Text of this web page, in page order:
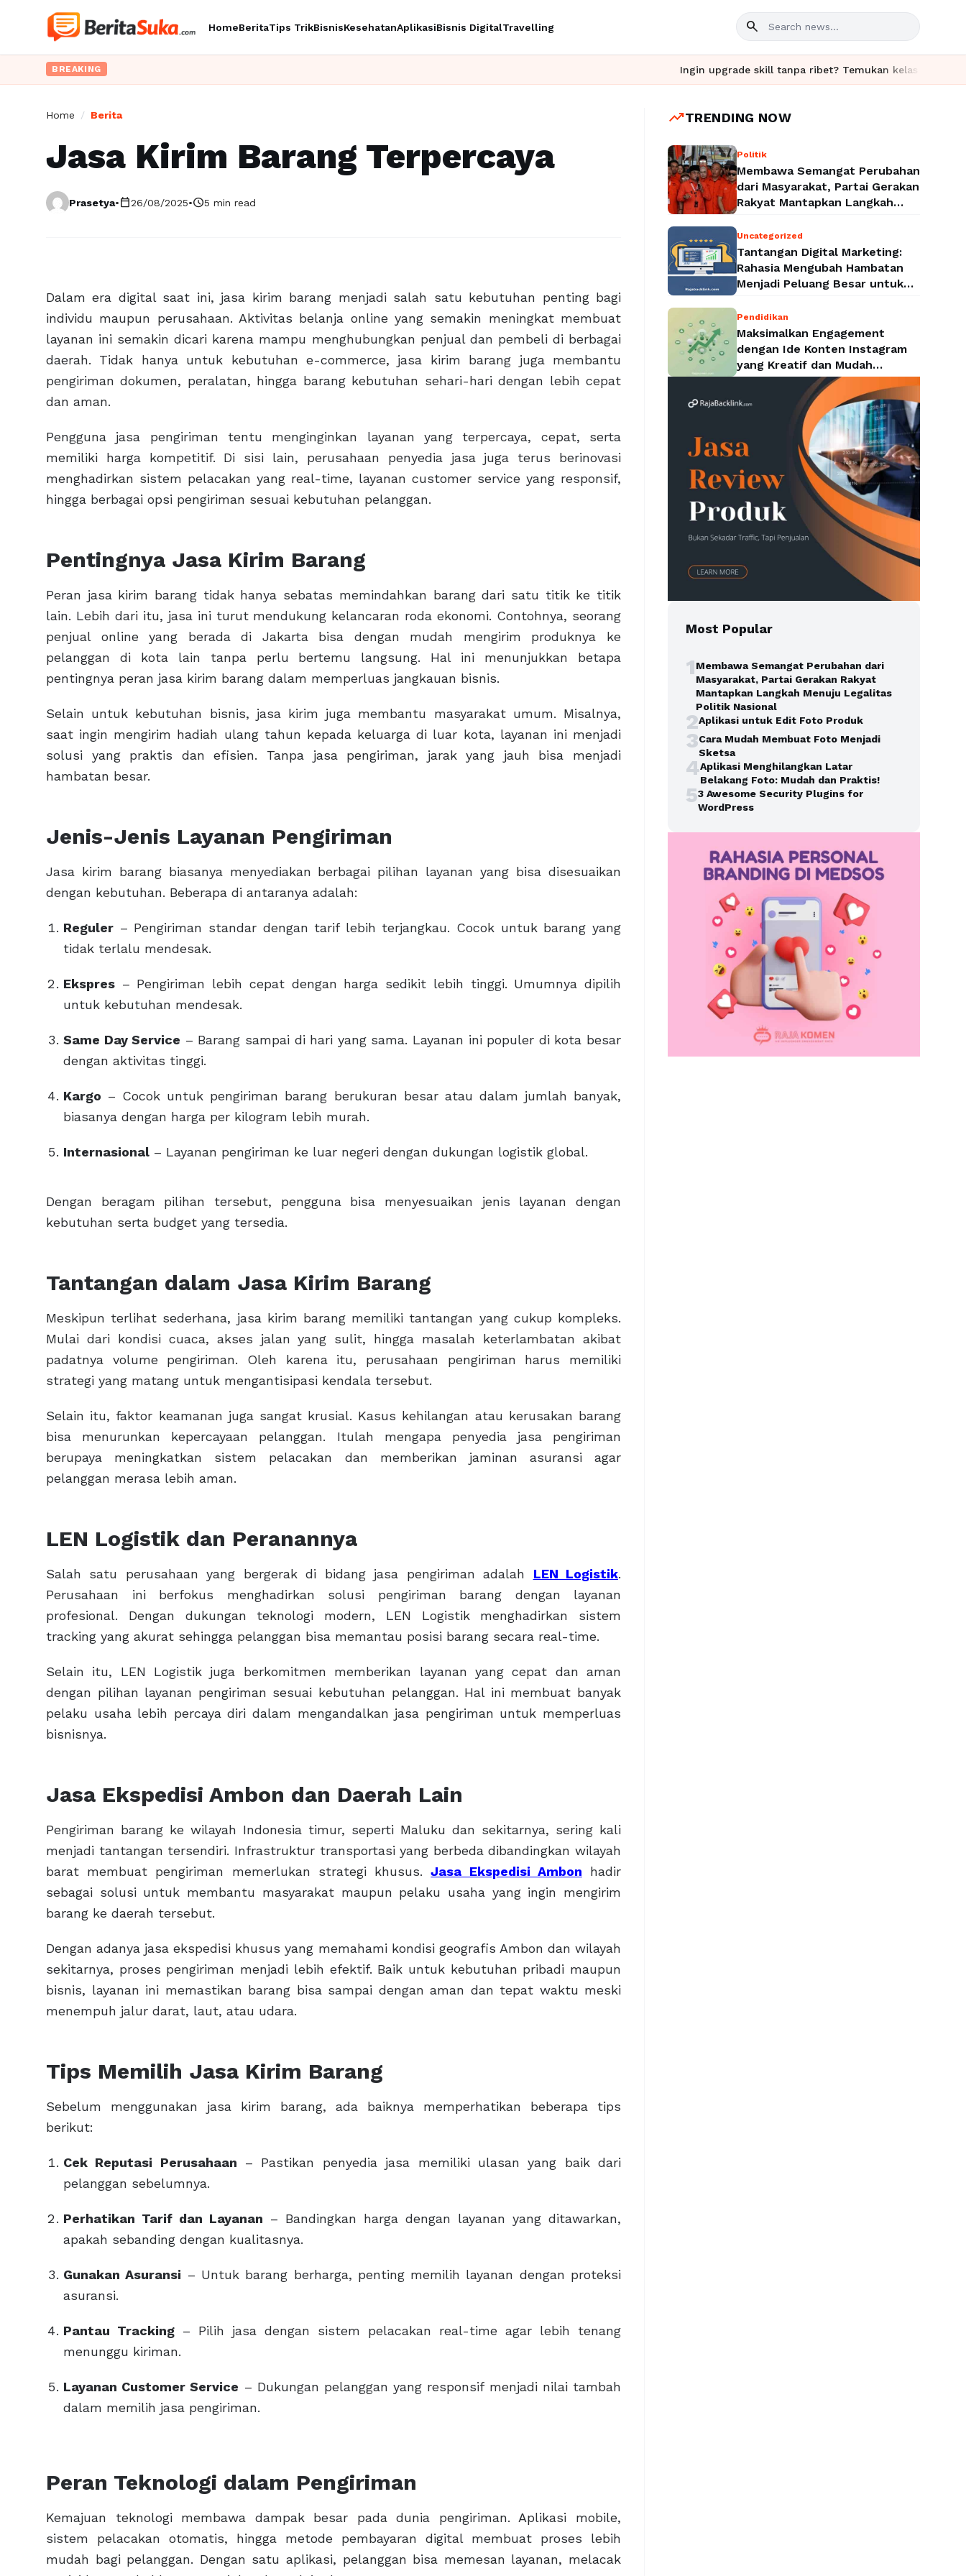
HomeBeritaTips TrikBisnisKesehatanAplikasiBisnis DigitalTravelling search
BREAKING Ingin upgrade skill tanpa ribet? Temukan kelas seru dan materi
Home / Berita
Jasa Kirim Barang Terpercaya
Prasetya•calendar_today26/08/2025•schedule5 min read
Dalam era digital saat ini, jasa kirim barang menjadi salah satu kebutuhan penting bagi
individu maupun perusahaan. Aktivitas belanja online yang semakin meningkat membuat
layanan ini semakin dicari karena mampu menghubungkan penjual dan pembeli di berbagai
daerah. Tidak hanya untuk kebutuhan e-commerce, jasa kirim barang juga membantu
pengiriman dokumen, peralatan, hingga barang kebutuhan sehari-hari dengan lebih cepat
dan aman.
Pengguna jasa pengiriman tentu menginginkan layanan yang terpercaya, cepat, serta
memiliki harga kompetitif. Di sisi lain, perusahaan penyedia jasa juga terus berinovasi
menghadirkan sistem pelacakan yang real-time, layanan customer service yang responsif,
hingga berbagai opsi pengiriman sesuai kebutuhan pelanggan.
Pentingnya Jasa Kirim Barang
Peran jasa kirim barang tidak hanya sebatas memindahkan barang dari satu titik ke titik
lain. Lebih dari itu, jasa ini turut mendukung kelancaran roda ekonomi. Contohnya, seorang
penjual online yang berada di Jakarta bisa dengan mudah mengirim produknya ke
pelanggan di kota lain tanpa perlu bertemu langsung. Hal ini menunjukkan betapa
pentingnya peran jasa kirim barang dalam memperluas jangkauan bisnis.
Selain untuk kebutuhan bisnis, jasa kirim juga membantu masyarakat umum. Misalnya,
saat ingin mengirim hadiah ulang tahun kepada keluarga di luar kota, layanan ini menjadi
solusi yang praktis dan efisien. Tanpa jasa pengiriman, jarak yang jauh bisa menjadi
hambatan besar.
Jenis-Jenis Layanan Pengiriman
Jasa kirim barang biasanya menyediakan berbagai pilihan layanan yang bisa disesuaikan
dengan kebutuhan. Beberapa di antaranya adalah:
Reguler – Pengiriman standar dengan tarif lebih terjangkau. Cocok untuk barang yang
tidak terlalu mendesak.
Ekspres – Pengiriman lebih cepat dengan harga sedikit lebih tinggi. Umumnya dipilih
untuk kebutuhan mendesak.
Same Day Service – Barang sampai di hari yang sama. Layanan ini populer di kota besar
dengan aktivitas tinggi.
Kargo – Cocok untuk pengiriman barang berukuran besar atau dalam jumlah banyak,
biasanya dengan harga per kilogram lebih murah.
Internasional – Layanan pengiriman ke luar negeri dengan dukungan logistik global.
Dengan beragam pilihan tersebut, pengguna bisa menyesuaikan jenis layanan dengan
kebutuhan serta budget yang tersedia.
Tantangan dalam Jasa Kirim Barang
Meskipun terlihat sederhana, jasa kirim barang memiliki tantangan yang cukup kompleks.
Mulai dari kondisi cuaca, akses jalan yang sulit, hingga masalah keterlambatan akibat
padatnya volume pengiriman. Oleh karena itu, perusahaan pengiriman harus memiliki
strategi yang matang untuk mengantisipasi kendala tersebut.
Selain itu, faktor keamanan juga sangat krusial. Kasus kehilangan atau kerusakan barang
bisa menurunkan kepercayaan pelanggan. Itulah mengapa penyedia jasa pengiriman
berupaya meningkatkan sistem pelacakan dan memberikan jaminan asuransi agar
pelanggan merasa lebih aman.
LEN Logistik dan Peranannya
Salah satu perusahaan yang bergerak di bidang jasa pengiriman adalah LEN Logistik.
Perusahaan ini berfokus menghadirkan solusi pengiriman barang dengan layanan
profesional. Dengan dukungan teknologi modern, LEN Logistik menghadirkan sistem
tracking yang akurat sehingga pelanggan bisa memantau posisi barang secara real-time.
Selain itu, LEN Logistik juga berkomitmen memberikan layanan yang cepat dan aman
dengan pilihan layanan pengiriman sesuai kebutuhan pelanggan. Hal ini membuat banyak
pelaku usaha lebih percaya diri dalam mengandalkan jasa pengiriman untuk memperluas
bisnisnya.
Jasa Ekspedisi Ambon dan Daerah Lain
Pengiriman barang ke wilayah Indonesia timur, seperti Maluku dan sekitarnya, sering kali
menjadi tantangan tersendiri. Infrastruktur transportasi yang berbeda dibandingkan wilayah
barat membuat pengiriman memerlukan strategi khusus.Jasa Ekspedisi Ambon hadir
sebagai solusi untuk membantu masyarakat maupun pelaku usaha yang ingin mengirim
barang ke daerah tersebut.
Dengan adanya jasa ekspedisi khusus yang memahami kondisi geografis Ambon dan wilayah
sekitarnya, proses pengiriman menjadi lebih efektif. Baik untuk kebutuhan pribadi maupun
bisnis, layanan ini memastikan barang bisa sampai dengan aman dan tepat waktu meski
menempuh jalur darat, laut, atau udara.
Tips Memilih Jasa Kirim Barang
Sebelum menggunakan jasa kirim barang, ada baiknya memperhatikan beberapa tips
berikut:
Cek Reputasi Perusahaan – Pastikan penyedia jasa memiliki ulasan yang baik dari
pelanggan sebelumnya.
Perhatikan Tarif dan Layanan – Bandingkan harga dengan layanan yang ditawarkan,
apakah sebanding dengan kualitasnya.
Gunakan Asuransi – Untuk barang berharga, penting memilih layanan dengan proteksi
asuransi.
Pantau Tracking – Pilih jasa dengan sistem pelacakan real-time agar lebih tenang
menunggu kiriman.
Layanan Customer Service – Dukungan pelanggan yang responsif menjadi nilai tambah
dalam memilih jasa pengiriman.
Peran Teknologi dalam Pengiriman
Kemajuan teknologi membawa dampak besar pada dunia pengiriman. Aplikasi mobile,
sistem pelacakan otomatis, hingga metode pembayaran digital membuat proses lebih
mudah bagi pelanggan. Dengan satu aplikasi, pelanggan bisa memesan layanan, melacak
trending_upTRENDING NOW
Politik
Membawa Semangat Perubahan
dari Masyarakat, Partai Gerakan
Rakyat Mantapkan Langkah
Nasional
Uncategorized
Tantangan Digital Marketing:
Rahasia Mengubah Hambatan
Menjadi Peluang Besar untuk
Pendidikan
Maksimalkan Engagement
dengan Ide Konten Instagram
yang Kreatif dan Mudah
Diterapkan
Most Popular
1Membawa Semangat Perubahan dari
Masyarakat, Partai Gerakan Rakyat
Mantapkan Langkah Menuju Legalitas
Politik Nasional
2Aplikasi untuk Edit Foto Produk
3Cara Mudah Membuat Foto Menjadi
Sketsa
4Aplikasi Menghilangkan Latar
Belakang Foto: Mudah dan Praktis!
53 Awesome Security Plugins for
WordPress